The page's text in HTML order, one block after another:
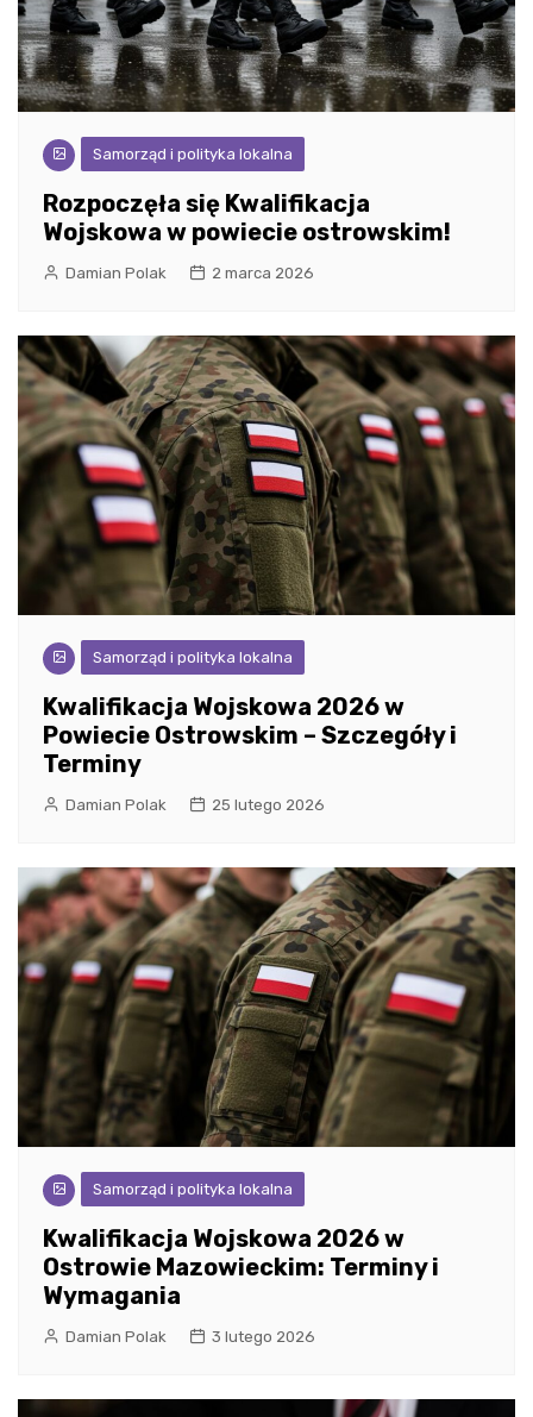
Samorząd i polityka lokalna
Rozpoczęła się Kwalifikacja
Wojskowa w powiecie ostrowskim!
Damian Polak 2 marca 2026
Samorząd i polityka lokalna
Kwalifikacja Wojskowa 2026 w
Powiecie Ostrowskim – Szczegóły i
Terminy
Damian Polak 25 lutego 2026
Samorząd i polityka lokalna
Kwalifikacja Wojskowa 2026 w
Ostrowie Mazowieckim: Terminy i
Wymagania
Damian Polak 3 lutego 2026